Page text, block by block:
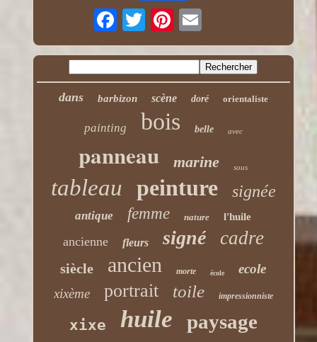
dans barbizon scène doré orientaliste
painting bois belle avec
panneau marine sous
tableau peinture signée
antique femme nature l'huile
ancienne fleurs signé cadre
siècle ancien morte école
ecole
xixème
portrait toile impressionniste
xixe huile paysage